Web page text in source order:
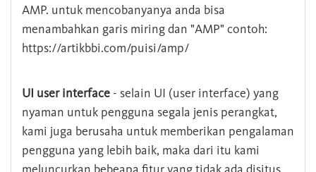
AMP. untuk mencobanyanya anda bisa
menambahkan garis miring dan "AMP" contoh:
https://artikbbi.com/puisi/amp/
UI user interface - selain UI (user interface) yang
nyaman untuk pengguna segala jenis perangkat,
kami juga berusaha untuk memberikan pengalaman
pengguna yang lebih baik, maka dari itu kami